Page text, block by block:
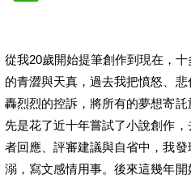
從我20歲開始提筆創作到現在，
的青澀與天真，過去我把憤怒、
轟烈烈的控訴，將所有的夢想寄託
先是花了近十年嘗試了小說創作
者回應、評審建議與自省中，我
溺，寫文感情用事。後來這幾年